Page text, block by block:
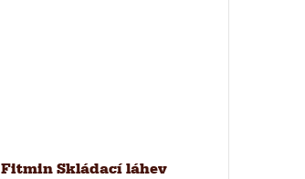
Fitmin Skládací láhev